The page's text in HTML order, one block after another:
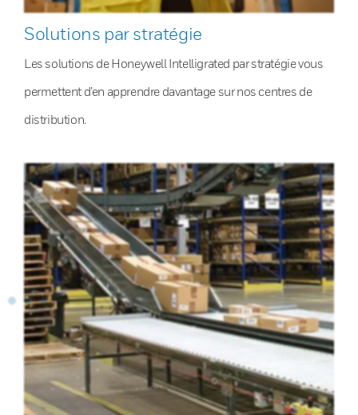
Solutions par stratégie
Les solutions de Honeywell Intelligrated par stratégie vous
permettent d’en apprendre davantage sur nos centres de
distribution.